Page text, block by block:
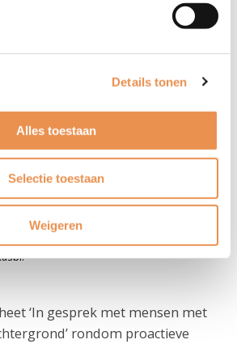
Details tonen
Alles toestaan
Selectie toestaan
Weigeren
Aoulad Baktit, Salah Bofarid, Hafsa Aznadi,
‘In gesprek met mensen met
rondom proactieve